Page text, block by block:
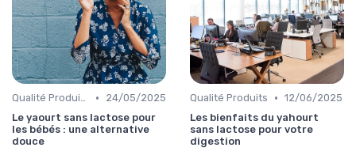
Qualité Produits •
24/05/2025
Le yaourt sans lactose pour
les bébés : une alternative
douce
Qualité Produits • 12/06/2025
Les bienfaits du yahourt
sans lactose pour votre
digestion